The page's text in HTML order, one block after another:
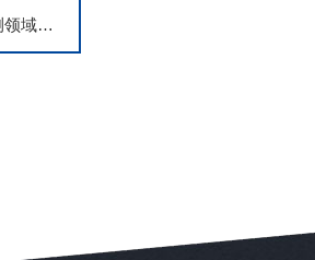
快速COD测定仪：水质检测领域的高效精准把关人